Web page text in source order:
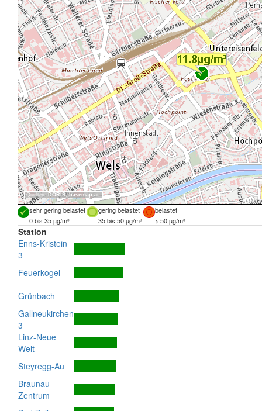
Quellen: DORIS, basemap.at
sehr gering belastet gering belastet
belastet
0 bis 35 µg/m³
35 bis 50 µg/m³ > 50 µg/m³
Station
Enns-Kristein
3
Feuerkogel
Grünbach
Gallneukirchen
3
Linz-Neue
Welt
Steyregg-Au
Braunau
Zentrum